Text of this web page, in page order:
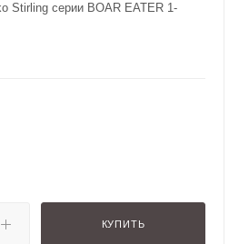
Stirling серии BOAR EATER 1-
КУПИТЬ